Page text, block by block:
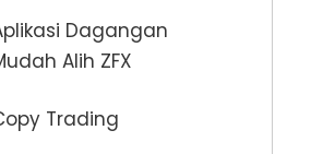
Dagangan
Alih ZFX
Trading